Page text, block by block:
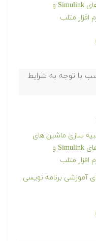
الکتریکی در تولباکس های Simulink و
با توجه به شرایط
سازی ماشین های
الکتریکی در تولباکس های Simulink و
آموزشی برنامه نویسی